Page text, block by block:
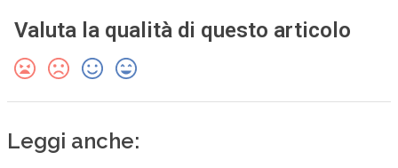
Valuta la qualità di questo articolo
Leggi anche: